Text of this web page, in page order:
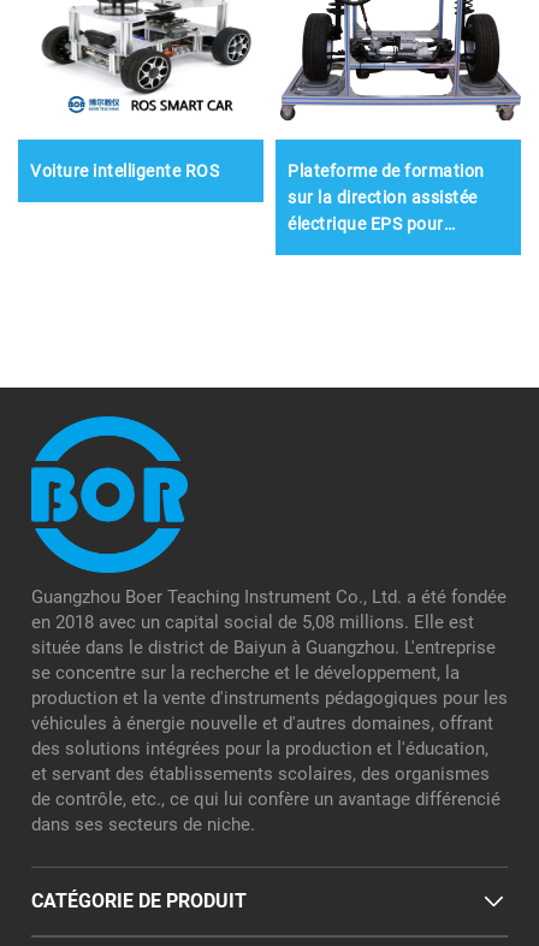
Voiture intelligente ROS
Plateforme de formation
sur la direction assistée
électrique EPS pour
Guangzhou Boer Teaching Instrument Co., Ltd. a été fondée
en 2018 avec un capital social de 5,08 millions. Elle est
située dans le district de Baiyun à Guangzhou. L'entreprise
se concentre sur la recherche et le développement, la
production et la vente d'instruments pédagogiques pour les
véhicules à énergie nouvelle et d'autres domaines, offrant
des solutions intégrées pour la production et l'éducation,
et servant des établissements scolaires, des organismes
de contrôle, etc., ce qui lui confère un avantage différencié
dans ses secteurs de niche.
CATÉGORIE DE PRODUIT